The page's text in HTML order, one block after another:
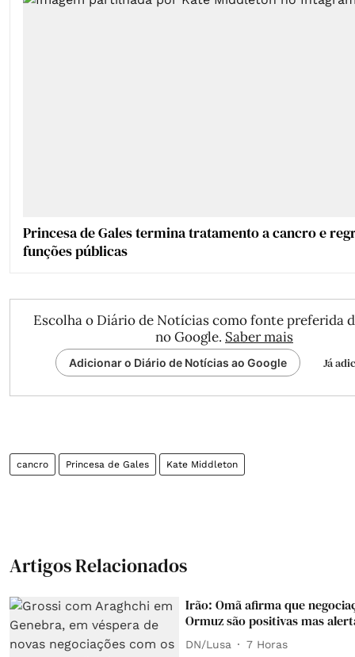
Princesa de Gales termina tratamento a cancro e
funções públicas
Escolha o Diário de Notícias como fonte preferida
no Google. Saber mais
Adicionar o Diário de Notícias ao Google Já
cancro Princesa de Gales Kate Middleton
Artigos Relacionados
Irão: Omã afirma que
Ormuz são positivas mas
DN/Lusa 7 Horas